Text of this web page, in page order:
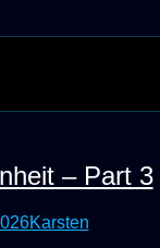
– Part 3
Karsten